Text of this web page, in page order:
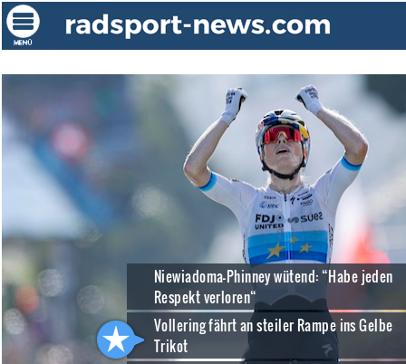
Niewiadoma-Phinney wütend: “Habe jeden
Respekt verloren“
Vollering fährt an steiler Rampe ins Gelbe
Trikot